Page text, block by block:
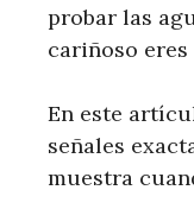
probar las
cariñoso eres
En este
señales
muestra